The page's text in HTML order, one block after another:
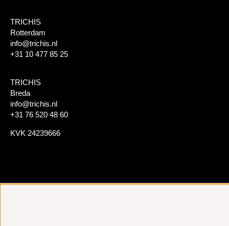
TRICHIS
Rotterdam
info@trichis.nl
+31 10 477 85 25
TRICHIS
Breda
info@trichis.nl
+31 76 520 48 60
KVK 24239666